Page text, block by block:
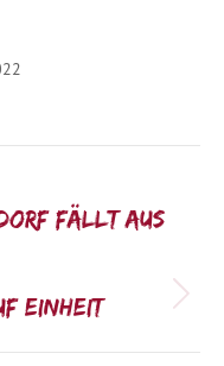
fällt aus
Einheit